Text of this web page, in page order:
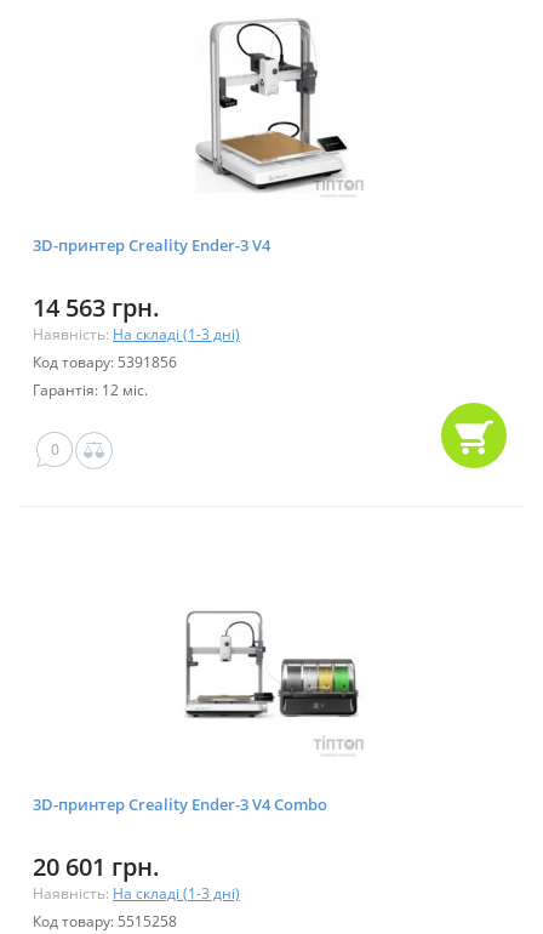
3D-принтер Creality Ender-3 V4
14 563 грн.
Наявність: На складі (1-3 дні)
Код товару: 5391856
Гарантія: 12 міс.
0
3D-принтер Creality Ender-3 V4 Combo
20 601 грн.
Наявність: На складі (1-3 дні)
Код товару: 5515258